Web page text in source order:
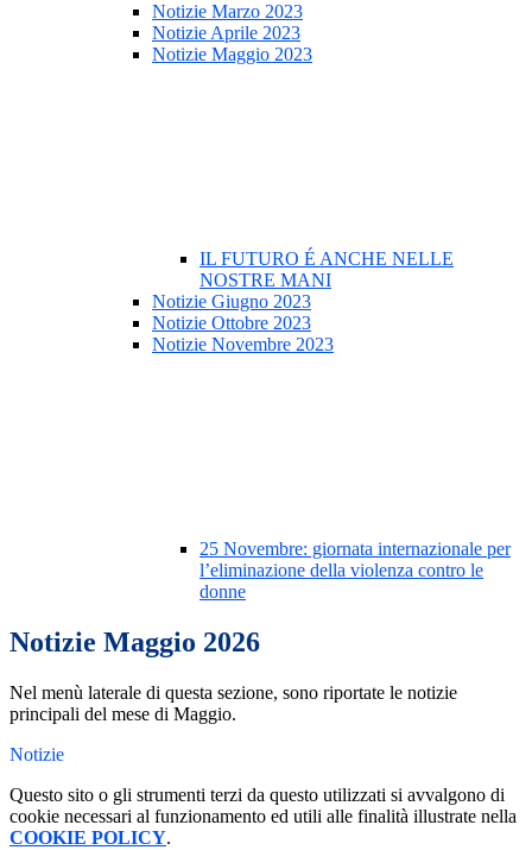
Notizie Marzo 2023
Notizie Aprile 2023
Notizie Maggio 2023
IL FUTURO É ANCHE NELLE
NOSTRE MANI
Notizie Giugno 2023
Notizie Ottobre 2023
Notizie Novembre 2023
25 Novembre: giornata internazionale per
l’eliminazione della violenza contro le
donne
Notizie Maggio 2026
Nel menù laterale di questa sezione, sono riportate le notizie
principali del mese di Maggio.
Notizie
Questo sito o gli strumenti terzi da questo utilizzati si avvalgono di
cookie necessari al funzionamento ed utili alle finalità illustrate nella
COOKIE POLICY.